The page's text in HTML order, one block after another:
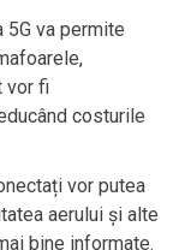
5G va permite
vor fi
costurile
vor putea
aerului și alte
bine informate.